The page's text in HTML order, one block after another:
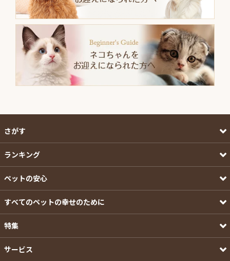
さがす
ランキング
ペットの安心
すべてのペットの幸せのために
特集
サービス